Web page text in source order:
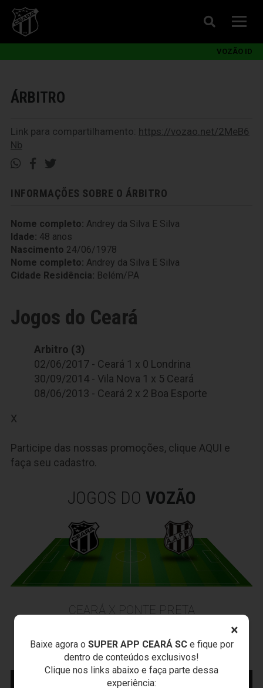
×
Baixe agora o SUPER APP CEARÁ SCe fique por
dentro de conteúdos exclusivos!
Clique nos links abaixo e faça parte dessa
experiência:
VOZÃO ID
ÁRBITRO
Link para compartilhamento: https://vozao.net/2MeB6
Nb
INFORMAÇÕES SOBRE O ÁRBITRO
Nome completo: Andrey da Silva E Silva
Idade: 48 anos
Nascimento 24/06/1978
Nome completo: Andrey da Silva E Silva
Cidade Residência: Belém/PA
Jogos do Ceará
Arbitro (3)
02/06/2017 - Ceará 1 x 0 Londrina
30/09/2014 - Vila Nova 1 x 5 Ceará
08/06/2013 - Ceará 2 x 2 Boa Esporte
X
Participe das nossas promoções, clique AQUI e
faça seu cadastro.
JOGOS DO VOZÃO
CEARÁ X PONTE PRETA
Arena Vozão (Castelão) - Capital/CE
Campeonato Brasileiro • 2º Turno • 21 ª Rodada
MAIS INFORMAÇÕES